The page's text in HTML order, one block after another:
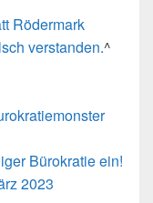
Rödermark
verstanden.^
Bürokratie ein!
2023